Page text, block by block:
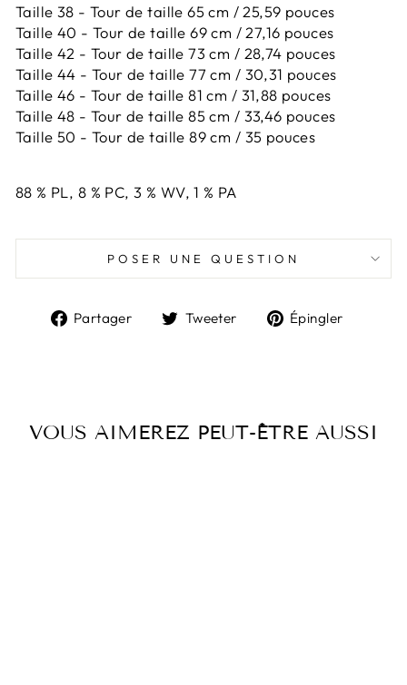
Taille 38 - Tour de taille 65 cm / 25,59 pouces
Taille 40 - Tour de taille 69 cm / 27,16 pouces
Taille 42 - Tour de taille 73 cm / 28,74 pouces
Taille 44 - Tour de taille 77 cm / 30,31 pouces
Taille 46 - Tour de taille 81 cm / 31,88 pouces
Taille 48 - Tour de taille 85 cm / 33,46 pouces
Taille 50 - Tour de taille 89 cm / 35 pouces
88 % PL, 8 % PC, 3 % WV, 1 % PA
POSER UNE QUESTION
Partager
PartagerTweeter
TweeterÉpingler
VOUS AIMEREZ PEUT-ÊTRE AUSSI